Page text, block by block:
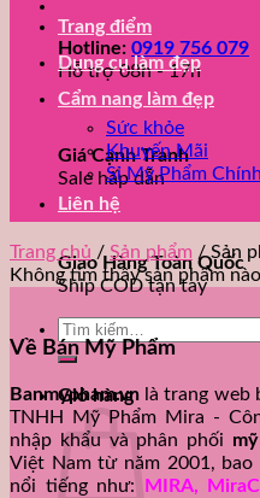
Hotline: 0919 756 079
Hỗ trợ 08h - 17h
Giá Cạnh Tranh
Sale hấp dẫn
Giao Hàng Toàn Quốc
Ship COD tận tay
Tìm
kiếm:
Giỏ hàng
Trang điểm
Dụng cụ làm đẹp
Cẩm nang làm đẹp
Sức khỏe
Khuyến Mãi
Sỉ Mỹ Phẩm
Liên hệ
Trang chủ / Sản phẩm /Sản
Không tìm thấy sản phẩm
Về Bán Mỹ Phẩm
Banmypham.vn là trang web
TNHH Mỹ Phẩm Mira -
nhập khẩu và phân phối
Việt Nam từ năm 2001,
nổi tiếng như:
MIRA,